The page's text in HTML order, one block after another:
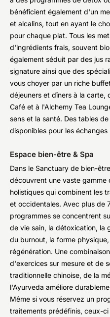
bénéficient également d'un
et alcalins, tout en ayant le
pour chaque plat. Tous les
d'ingrédients frais, souvent
également séduit par des jus
signature ainsi que des
vous choyer par un riche
déjeuners et dîners à la carte,
Café et à l'Alchemy Tea
sens et la santé. Des tables
disponibles pour les échanges
Espace bien-être & Spa
Dans le Sanctuary de bien-
découvrent une vaste gamme
holistiques qui combinent les
et occidentales. Avec plus de
programmes se concentrent
de vie sain, la détoxication, la
du burnout, la forme
régénération. Une
d'exercices sur mesure et de
traditionnelle chinoise, de la
l'Ayurveda améliore
Même si vous réservez un
traitements prédéfinis, ceux-